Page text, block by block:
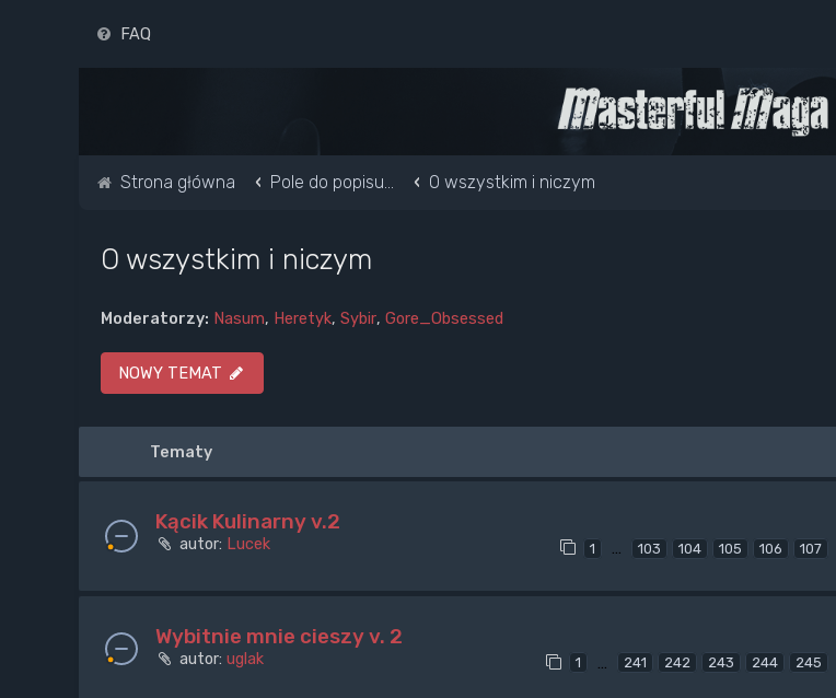
FAQ
Strona główna Pole do popisu... O wszystkim i niczym
O wszystkim i niczym
Moderatorzy: Nasum, Heretyk, Sybir, Gore_Obsessed
NOWY TEMAT
Tematy
Kącik Kulinarny v.2
autor: Lucek 1 … 103 104 105 106 107
Wybitnie mnie cieszy v. 2
autor: uglak 1 … 241 242 243 244 245